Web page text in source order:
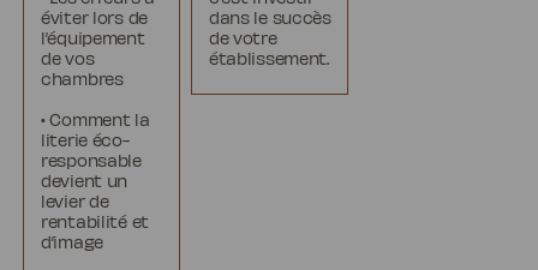
éviter lors de
l’équipement
de vos
chambres
• Comment la
literie éco-
responsable
devient un
levier de
rentabilité et
d’image
dans le succès
de votre
établissement.